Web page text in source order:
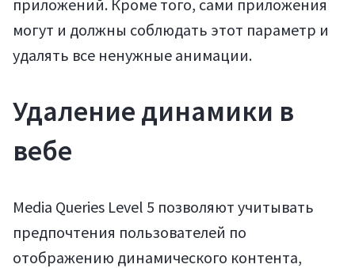
приложений. Кроме того, сами приложения
могут и должны соблюдать этот параметр и
удалять все ненужные анимации.
Удаление динамики в
вебе
Media Queries Level 5 позволяют учитывать
предпочтения пользователей по
отображению динамического контента,